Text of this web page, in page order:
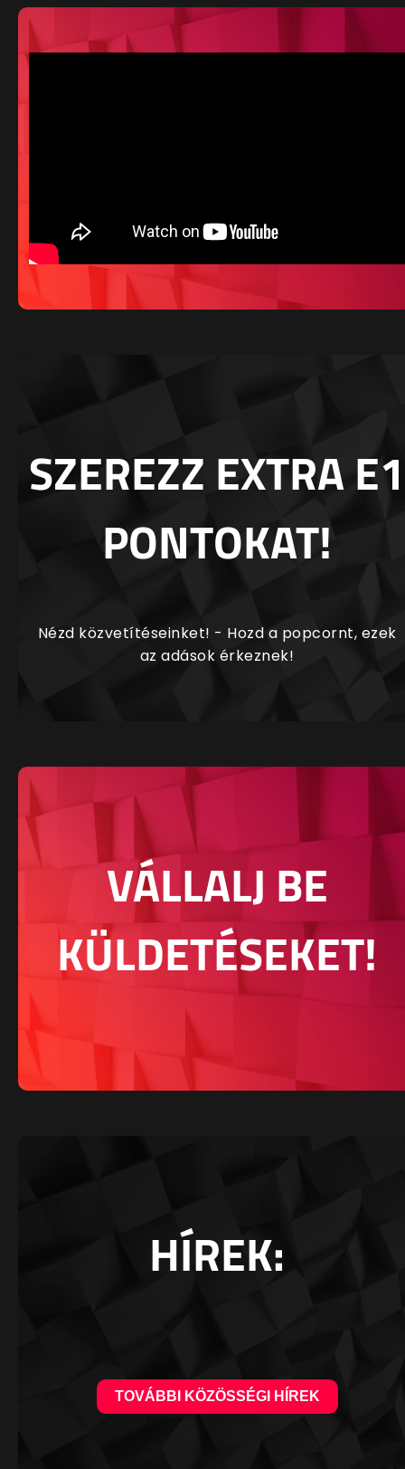
SZEREZZ EXTRA E1
PONTOKAT!
Nézd közvetítéseinket! - Hozd a popcornt, ezek
az adások érkeznek!
VÁLLALJ BE
KÜLDETÉSEKET!
HÍREK:
TOVÁBBI KÖZÖSSÉGI HÍREK